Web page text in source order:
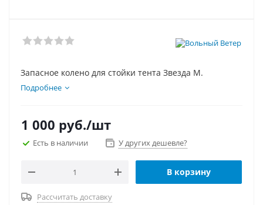
Запасное колено для стойки тента Звезда М.
Подробнее
1 000 руб./шт
Есть в наличии У других дешевле?
В корзину
Рассчитать доставку